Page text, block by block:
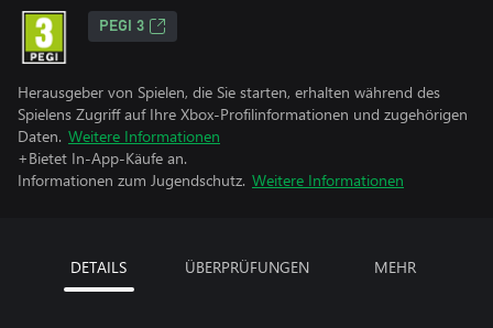
PEGI 3
Herausgeber von Spielen, die Sie starten, erhalten während des
Spielens Zugriff auf Ihre Xbox-Profilinformationen und zugehörigen
Daten. Weitere Informationen
+Bietet In-App-Käufe an.
Informationen zum Jugendschutz. Weitere Informationen
DETAILS ÜBERPRÜFUNGEN MEHR